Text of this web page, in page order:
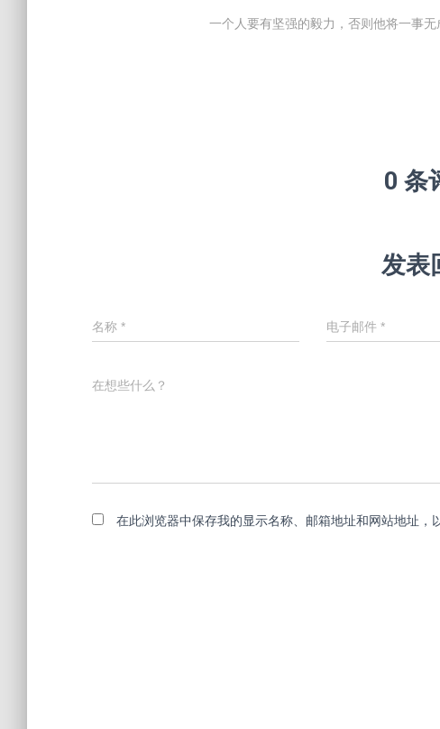
一个人要有坚强的毅力，否则他将一事无
0 条
发表
名称 * 电子邮件 *
在想些什么？
在此浏览器中保存我的显示名称、邮箱地址和网站地址，